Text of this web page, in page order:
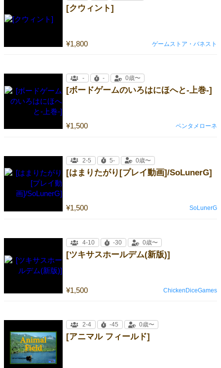
[クウィント]
¥1,800 ゲームストア・バネスト
[ボードゲームのいろはにほへと-上巻-]
¥1,500
- - 0歳〜
ペンタメローネ
[はまりたがり[プレイ動画]/SoLunerG]
¥1,500
2-5 5- 0歳〜
SoLunerG
[ツキサスホールデム(新版)]
¥1,500
4-10 -30 0歳〜
ChickenDiceGames
[アニマル フィールド]
2-4 -45 0歳〜